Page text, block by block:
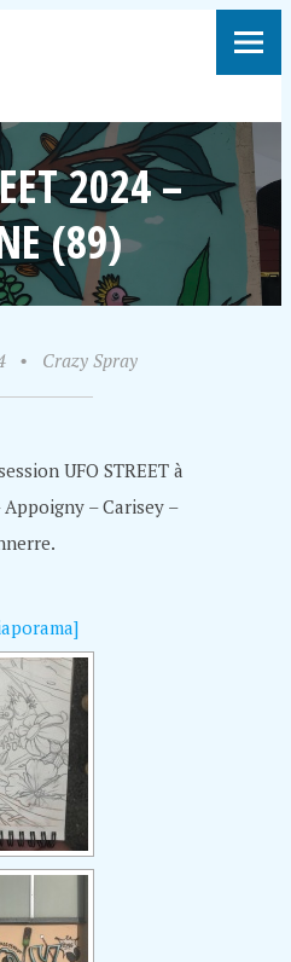
2024 –
(89)
• Crazy Spray
UFO STREET à
– Carisey –